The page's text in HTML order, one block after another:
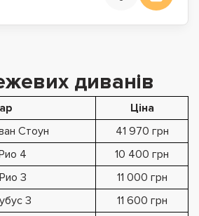
диванів
Ціна
Стоун
41 970 грн
4
10 400 грн
3
11 000 грн
3
11 600 грн